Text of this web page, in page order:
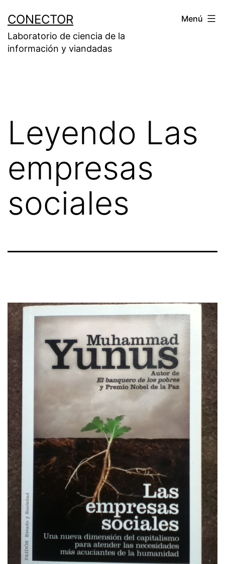
contenido
CONECTOR
Laboratorio de ciencia de la
información y viandadas
Menú
Leyendo Las
empresas
sociales